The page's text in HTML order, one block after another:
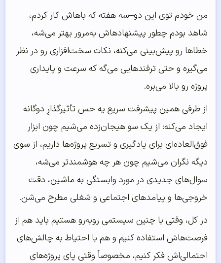
من خودم توی این دو–سه هفته که باهاش کار کردم،
شاهد بودم چطور پیشنهادهاش به‌مرور بهتر می‌شه،
خطاها رو پیش‌بینی می‌کنه، نکات سخت‌افزاری رو در نظر
می‌گیره و حتی ترفندهایی می‌گه که سرعت و پایداری
پروژه رو بالا می‌بره.
از طرفی همین پیشرفت سریع یه حس تأثیرگذارِ دوگانه
ایجاد می‌کنه: از یک سو هیجان‌زده می‌شیم چون ابزار
فوق‌العاده‌ای برای یادگیری و تسریع پروژه‌ها داریم، از سوی
دیگه نگران می‌شیم چون هر چه هوشمندتر می‌شه،
سوال‌های جدیدی در مورد وابستگی به ماشین، دقت
خروجی‌ها و پیامدهای اجتماعی و شغلی مطرح می‌شن.
در کل، وقتی با چنین سیستمی روبه‌رو هستیم باید هم از
فرصت‌هاش استفاده کنیم و هم با احتیاط به چالش‌های
احتمالی‌اش فکر کنیم، مخصوصاً وقتی پای پروژه‌های